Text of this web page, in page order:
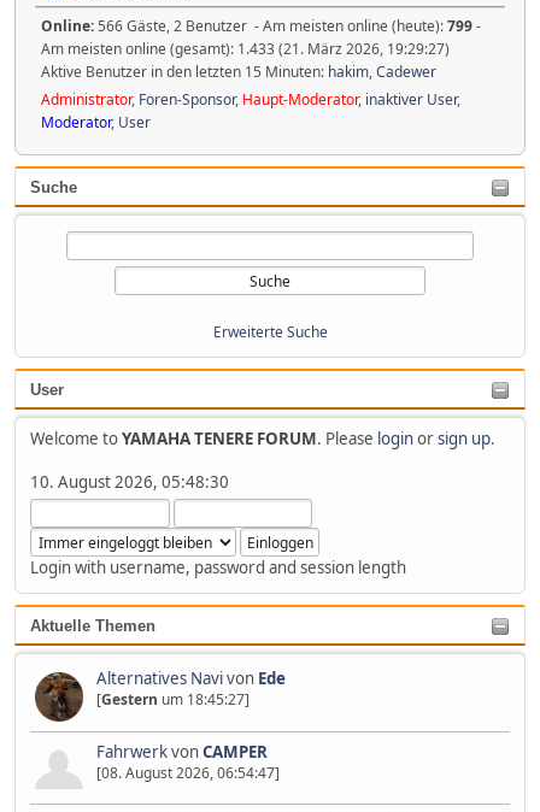
Suche
Erweiterte Suche
User
Welcome toYAMAHA TENERE FORUM. Please loginorsign up.
10. August 2026, 05:48:30
Login with username, password and session length
Aktuelle Themen
Alternatives Navivon Ede
[Gestern um 18:45:27]
FahrwerkvonCAMPER
[08. August 2026, 06:54:47]
Online:566 Gäste, 2 Benutzer - Am meisten online (heute):799-
Am meisten online (gesamt): 1.433 (21. März 2026, 19:29:27)
Aktive Benutzer in den letzten 15 Minuten: hakim,Cadewer
Administrator, Foren-Sponsor, Haupt-Moderator, inaktiver User,
Moderator, User